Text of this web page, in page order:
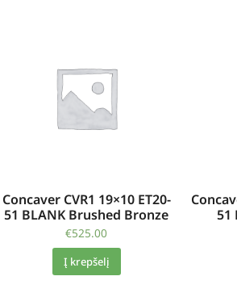
Concaver CVR1 19×10 ET20-
51 BLANK Brushed Bronze
€525.00
Į krepšelį
51